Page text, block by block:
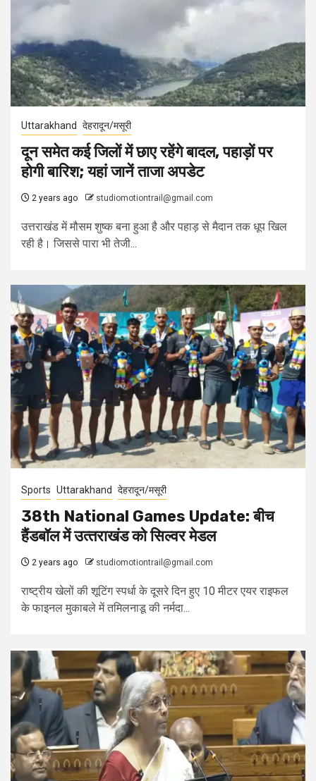
Uttarakhand देहरादून/मसूरी
दून समेत कई ज‍िलों में छाए रहेंगे बादल, पहाड़ों पर
होगी बार‍िश; यहां जानें ताजा अपडेट
2 years ago studiomotiontrail@gmail.com
उत्तराखंड में मौसम शुष्क बना हुआ है और पहाड़ से मैदान तक धूप खिल
रही है। जिससे पारा भी तेजी...
Sports Uttarakhand देहरादून/मसूरी
38th National Games Update: बीच
हैंडबॉल में उत्‍तराखंड को सिल्‍वर मेडल
2 years ago studiomotiontrail@gmail.com
राष्ट्रीय खेलों की शूटिंग स्पर्धा के दूसरे दिन हुए 10 मीटर एयर राइफल
के फाइनल मुकाबले में तमिलनाडू की नर्मदा...